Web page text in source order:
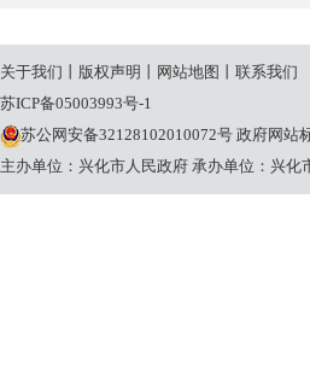
关于我们 版权声明 网站地图
联系我们
苏ICP备05003993号-1
苏公网安备32128102010072号 政府网站
主办单位：兴化市人民政府 承办单位：兴化